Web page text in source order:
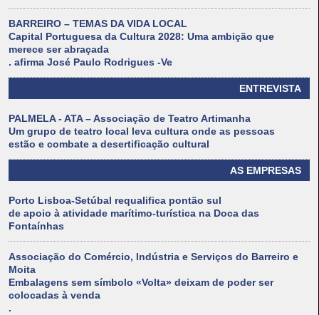
BARREIRO – TEMAS DA VIDA LOCAL
Capital Portuguesa da Cultura 2028: Uma ambição que
merece ser abraçada
. afirma José Paulo Rodrigues -Ve
ENTREVISTA
PALMELA - ATA – Associação de Teatro Artimanha
Um grupo de teatro local leva cultura onde as pessoas
estão e combate a desertificação cultural
AS EMPRESAS
Porto Lisboa-Setúbal requalifica pontão sul
de apoio à atividade marítimo-turística na Doca das
Fontaínhas
Associação do Comércio, Indústria e Serviços do Barreiro e
Moita
Embalagens sem símbolo «Volta» deixam de poder ser
colocadas à venda
.